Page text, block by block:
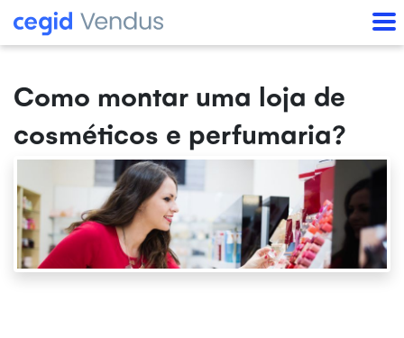
Como montar uma loja de
cosméticos e perfumaria?